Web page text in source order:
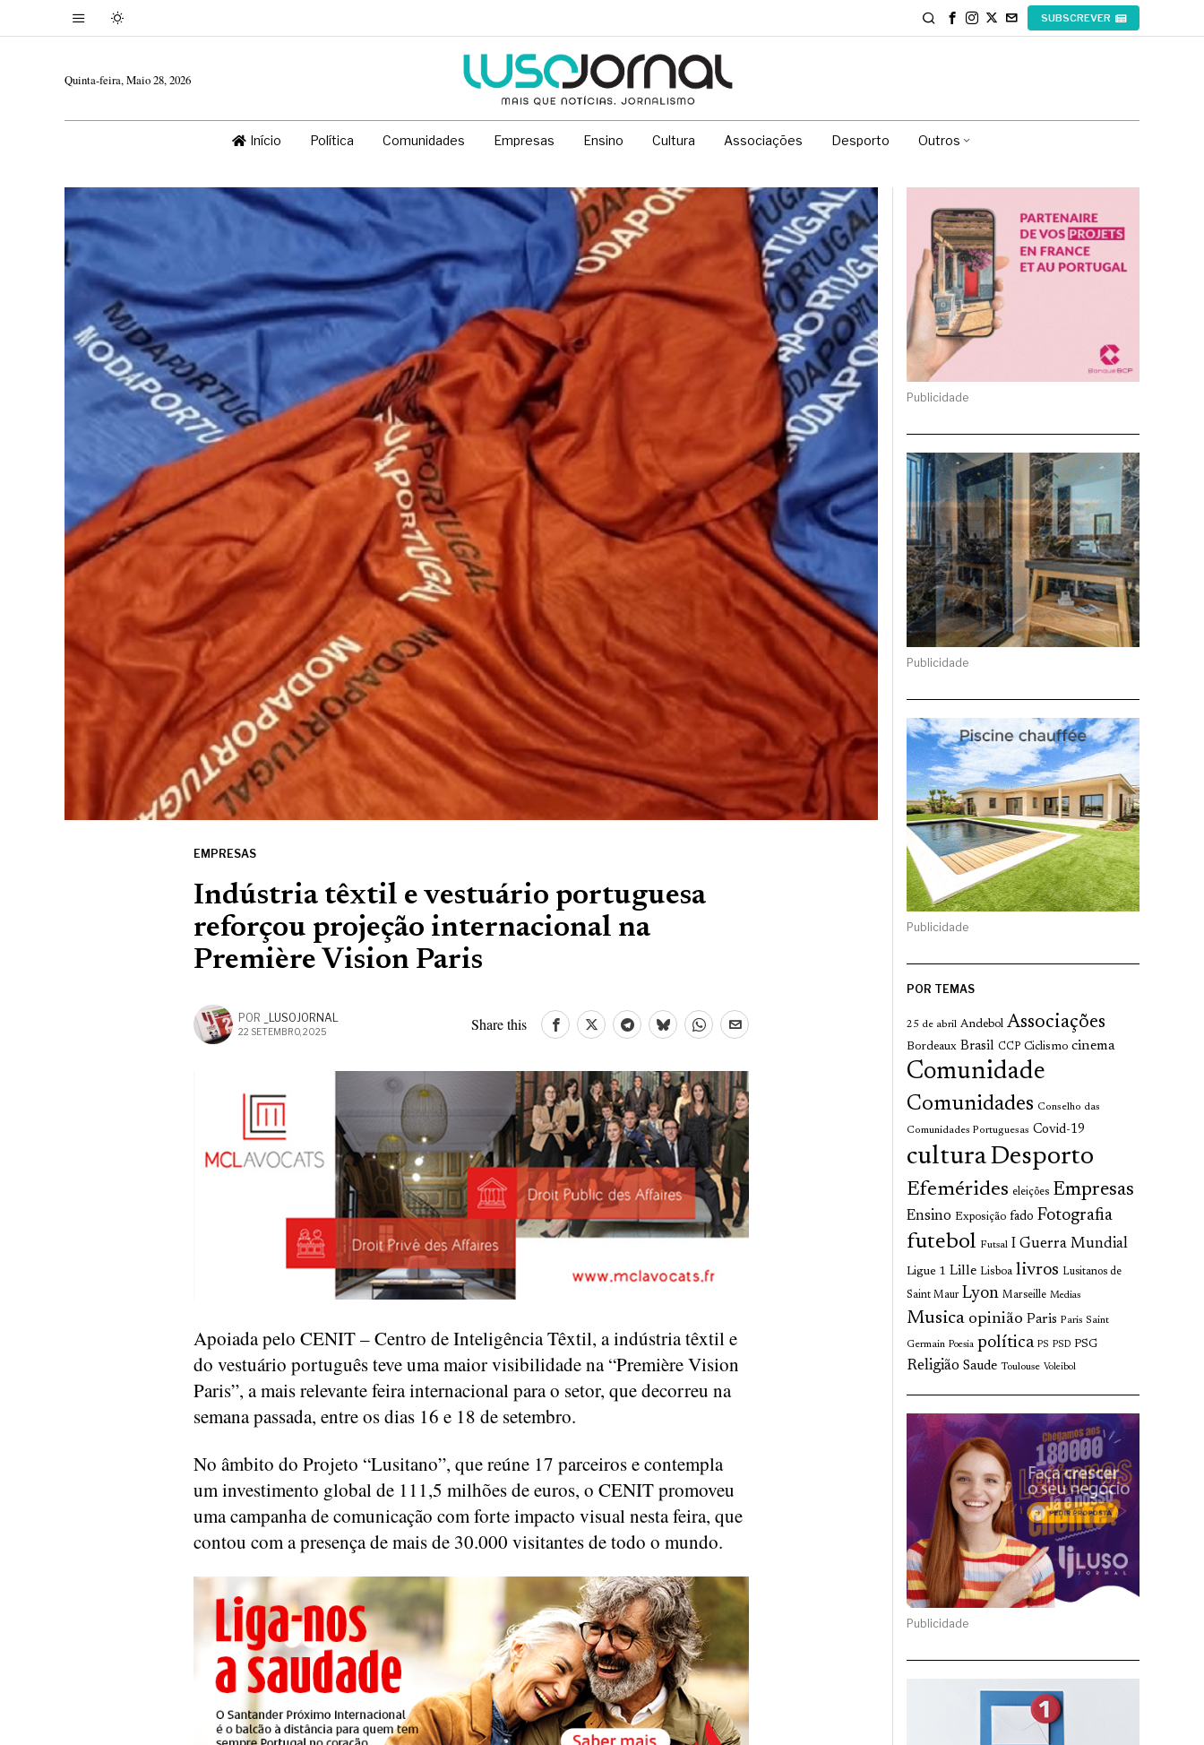
SUBSCREVER
Quinta-feira, Maio 28, 2026
Início Política Comunidades Empresas Ensino Cultura Associações Desporto Outros
EMPRESAS
Indústria têxtil e vestuário portuguesa
reforçou projeção internacional na
Première Vision Paris
POR _LUSOJORNAL
22 SETEMBRO, 2025 Share this
Apoiada pelo CENIT – Centro de Inteligência Têxtil, a indústria têxtil e
do vestuário português teve uma maior visibilidade na “Première Vision
Paris”, a mais relevante feira internacional para o setor, que decorreu na
semana passada, entre os dias 16 e 18 de setembro.
No âmbito do Projeto “Lusitano”, que reúne 17 parceiros e contempla
um investimento global de 111,5 milhões de euros, o CENIT promoveu
uma campanha de comunicação com forte impacto visual nesta feira, que
contou com a presença de mais de 30.000 visitantes de todo o mundo.
Publicidade
Publicidade
Publicidade
POR TEMAS
25 de abril Andebol Associações
Bordeaux Brasil CCP Ciclismo cinema
Comunidade
Comunidades Conselho das
Comunidades Portuguesas Covid-19
culturaDesporto
Efemérides eleições Empresas
Ensino Exposição fado Fotografia
futebol Futsal I Guerra Mundial
Ligue 1 Lille Lisboa livros Lusitanos de
Saint Maur Lyon Marseille Medias
Musica opinião Paris Paris Saint
Germain Poesia política PS PSD PSG
Religião Saude Toulouse Voleibol
Publicidade